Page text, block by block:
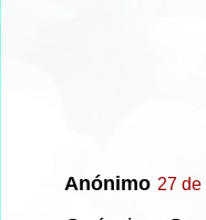
Anónimo 27